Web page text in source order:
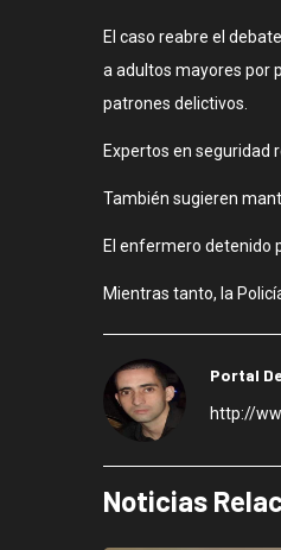
El caso reabre el
a adultos mayores por
patrones delictivos.
Expertos en seguridad
También sugieren
El enfermero detenido
Mientras tanto, la
Portal
http://
Noticias